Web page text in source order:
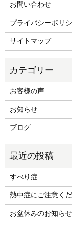
お問い合わせ
プライバシーポリ
サイトマップ
お客様の声
お知らせ
ブログ
すべり症
熱中症にご注意くだ
お盆休みのお知らせ